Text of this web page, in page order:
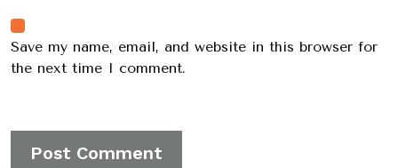
Save my name, email, and website in this browser for
the next time I comment.